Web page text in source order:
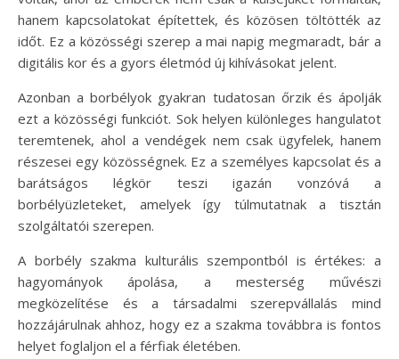
hanem kapcsolatokat építettek, és közösen töltötték az
időt. Ez a közösségi szerep a mai napig megmaradt, bár a
digitális kor és a gyors életmód új kihívásokat jelent.
Azonban a borbélyok gyakran tudatosan őrzik és ápolják
ezt a közösségi funkciót. Sok helyen különleges hangulatot
teremtenek, ahol a vendégek nem csak ügyfelek, hanem
részesei egy közösségnek. Ez a személyes kapcsolat és a
barátságos légkör teszi igazán vonzóvá a
borbélyüzleteket, amelyek így túlmutatnak a tisztán
szolgáltatói szerepen.
A borbély szakma kulturális szempontból is értékes: a
hagyományok ápolása, a mesterség művészi
megközelítése és a társadalmi szerepvállalás mind
hozzájárulnak ahhoz, hogy ez a szakma továbbra is fontos
helyet foglaljon el a férfiak életében.